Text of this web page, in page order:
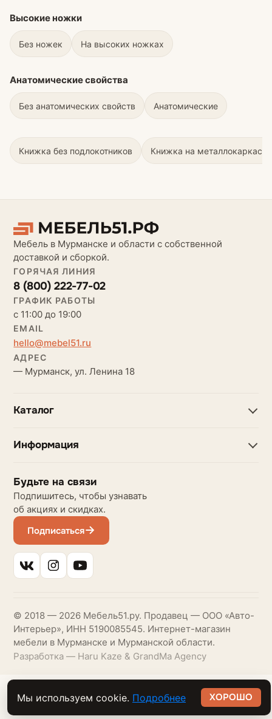
Высокие ножки
Без ножек На высоких ножках
Анатомические свойства
Без анатомических свойств Анатомические
Книжка без подлокотников Книжка на металлокаркасе
Мебель в Мурманске и области с собственной
доставкой и сборкой.
ГОРЯЧАЯ ЛИНИЯ
8 (800) 222-77-02
ГРАФИК РАБОТЫ
с 11:00 до 19:00
EMAIL
hello@mebel51.ru
АДРЕС
— Мурманск, ул. Ленина 18
Каталог
Информация
Будьте на связи
Подпишитесь, чтобы узнавать
об акциях и скидках.
Подписаться
© 2018 — 2026 Мебель51.ру. Продавец — ООО «Авто-
Интерьер», ИНН 5190085545. Интернет-магазин
мебели в Мурманске и Мурманской области.
Разработка — Haru Kaze & GrandMa Agency
Мы используем cookie. Подробнее ХОРОШО